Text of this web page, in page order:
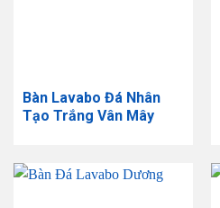
Bàn Lavabo Đá Nhân
Tạo Trắng Vân Mây